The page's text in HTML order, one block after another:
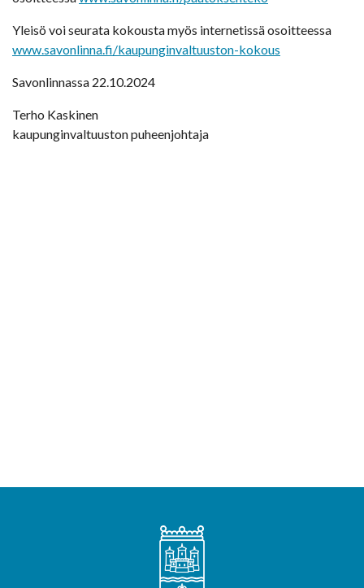
Yleisö voi seurata kokousta myös internetissä osoitteessa
www.savonlinna.fi/kaupunginvaltuuston-kokous
Savonlinnassa 22.10.2024
Terho Kaskinen
kaupunginvaltuuston puheenjohtaja